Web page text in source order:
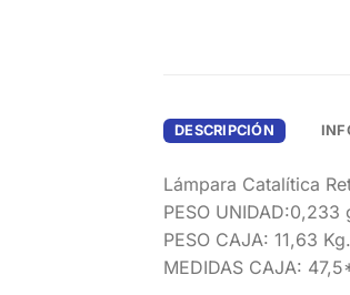
DESCRIPCIÓN
Lámpara Catalítica
PESO UNIDAD:0,233
PESO CAJA: 11,63 Kg.
MEDIDAS CAJA: